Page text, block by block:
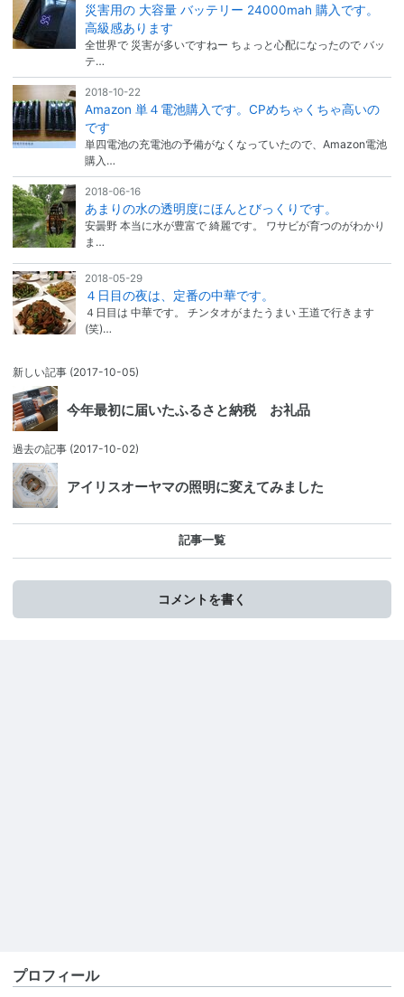
災害用の 大容量 バッテリー 24000mah 購入です。
高級感あります
全世界で 災害が多いですねー ちょっと心配になったので バッ
テ…
2018-10-22
Amazon 単４電池購入です。CPめちゃくちゃ高いの
です
単四電池の充電池の予備がなくなっていたので、Amazon電池
購入…
2018-06-16
あまりの水の透明度にほんとびっくりです。
安曇野 本当に水が豊富で 綺麗です。 ワサビが育つのがわかり
ま…
2018-05-29
４日目の夜は、定番の中華です。
４日目は 中華です。 チンタオがまたうまい 王道で行きます
(笑)…
新しい記事 (2017-10-05)
今年最初に届いたふるさと納税 お礼品
過去の記事 (2017-10-02)
アイリスオーヤマの照明に変えてみました
記事一覧
コメントを書く
プロフィール